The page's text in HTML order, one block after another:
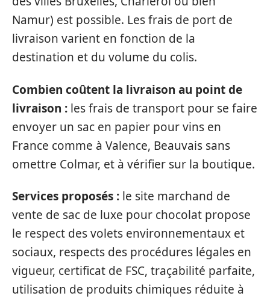
Namur) est possible. Les frais de port de
livraison varient en fonction de la
destination et du volume du colis.
Combien coûtent la livraison au point de
livraison : les frais de transport pour se faire
envoyer un sac en papier pour vins en
France comme à Valence, Beauvais sans
omettre Colmar, et à vérifier sur la boutique.
Services proposés : le site marchand de
vente de sac de luxe pour chocolat propose
le respect des volets environnementaux et
sociaux, respects des procédures légales en
vigueur, certificat de FSC, traçabilité parfaite,
utilisation de produits chimiques réduite à